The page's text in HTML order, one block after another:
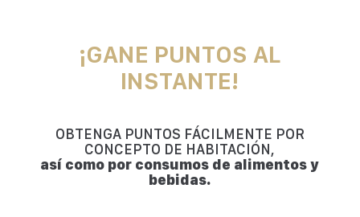
¡GANE PUNTOS AL
INSTANTE!
OBTENGA PUNTOS FÁCILMENTE POR
CONCEPTO DE HABITACIÓN,
así como por consumos de alimentos y
bebidas.